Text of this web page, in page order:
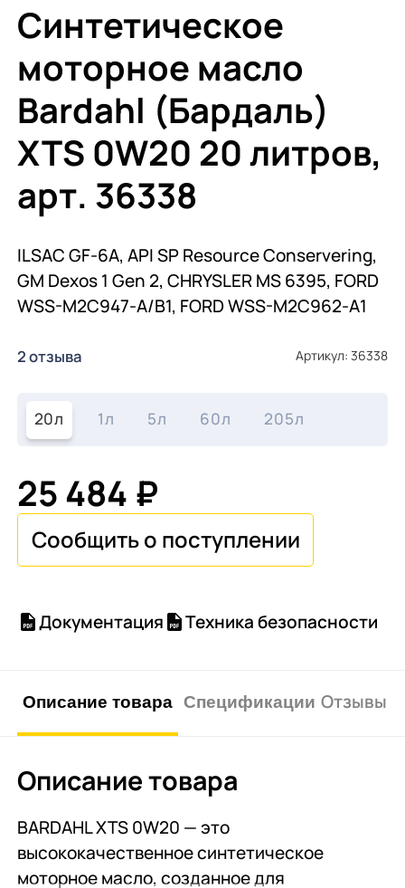
Синтетическое
моторное масло
Bardahl (Бардаль)
XTS 0W20 20 литров,
арт. 36338
ILSAC GF-6A, API SP Resource Conservering,
GM Dexos 1 Gen 2, CHRYSLER MS 6395, FORD
WSS-M2C947-A/B1, FORD WSS-M2C962-A1
2 отзыва Артикул: 36338
20л 1л 5л 60л 205л
25 484 ₽
Документация Техника безопасности
Описание товара Спецификации Отзывы о
Описание товара
BARDAHL XTS 0W20 — это
высококачественное синтетическое
моторное масло, созданное для